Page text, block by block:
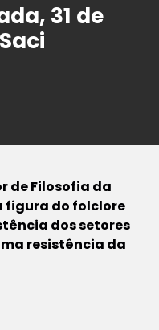
31 de
de Filosofia da
figura do folclore
dos setores
resistência da